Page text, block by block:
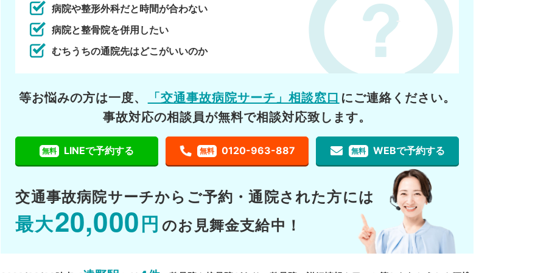
病院や整形外科だと時間が合わない
病院と整骨院を併用したい
むちうちの通院先はどこがいいのか
等お悩みの方は一度、 「交通事故病院サーチ」相談窓口 にご連絡ください。
事故対応の相談員が無料で相談対応致します。
無料 LINEで予約する 無料 0120-963-887 無料 WEBで予約する
交通事故病院サーチから ご予約・通院された方には
最大20,000 円 のお見舞金支給中！